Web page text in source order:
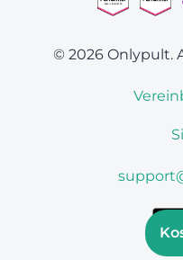
© 2026 Onlypult.